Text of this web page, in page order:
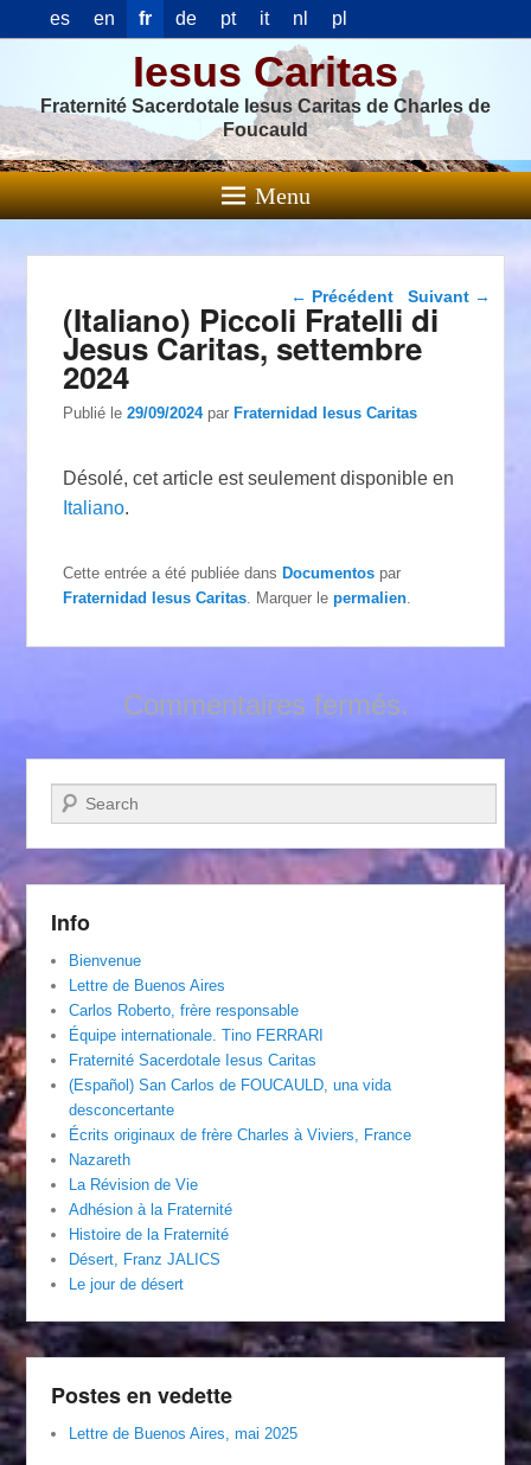
es en fr de pt it nl pl
Iesus Caritas
Fraternité Sacerdotale Iesus Caritas de Charles de
Foucauld
Menu
Navigation dans les
articles
← Précédent Suivant →
(Italiano) Piccoli Fratelli di
Jesus Caritas, settembre
2024
Publié le29/09/2024 parFraternidad Iesus Caritas
Désolé, cet article est seulement disponible en
Italiano.
Cette entrée a été publiée dansDocumentos par
Fraternidad Iesus Caritas . Marquer lepermalien
Commentaires fermés.
Recherche
Info
Bienvenue
Lettre de Buenos Aires
Carlos Roberto, frère responsable
Équipe internationale. Tino FERRARI
Fraternité Sacerdotale Iesus Caritas
(Español) San Carlos de FOUCAULD, una vida
desconcertante
Écrits originaux de frère Charles à Viviers, France
Nazareth
La Révision de Vie
Adhésion à la Fraternité
Histoire de la Fraternité
Désert, Franz JALICS
Le jour de désert
Postes en vedette
Lettre de Buenos Aires, mai 2025